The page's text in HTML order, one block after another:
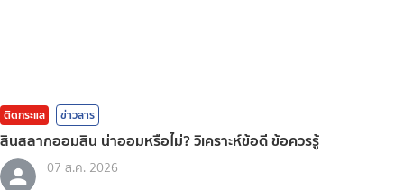
ติดกระแส ข่าวสาร
สินสลากออมสิน น่าออมหรือไม่? วิเคราะห์ข้อดี ข้อควรรู้
07 ส.ค. 2026